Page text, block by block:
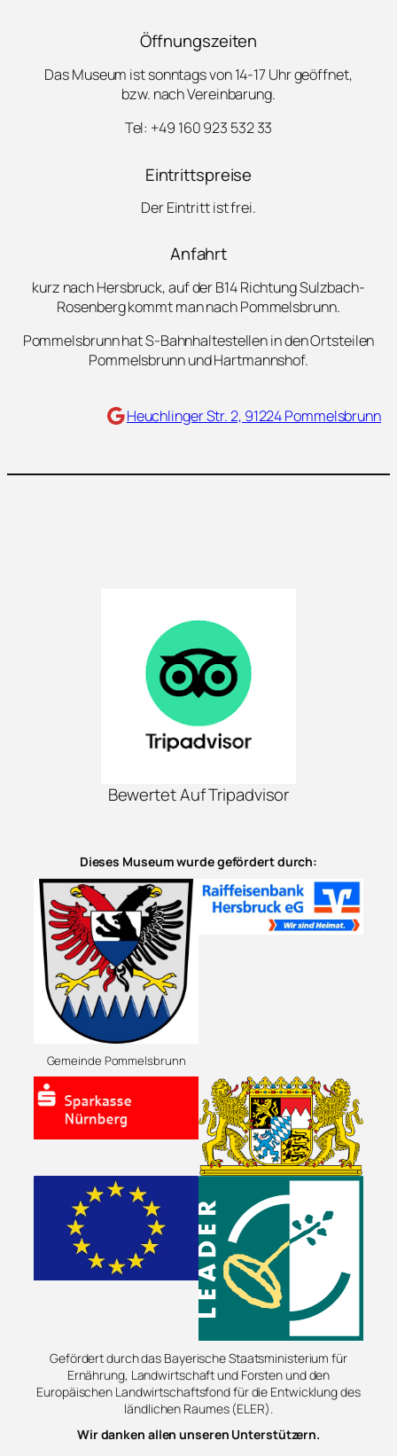
Öffnungszeiten
Das Museum ist sonntags von 14-17 Uhr geöffnet,
bzw. nach Vereinbarung.
Tel: +49 160 923 532 33
Eintrittspreise
Der Eintritt ist frei.
Anfahrt
kurz nach Hersbruck, auf der B14 Richtung Sulzbach-
Rosenberg kommt man nach Pommelsbrunn.
Pommelsbrunn hat S-Bahnhaltestellen in den Ortsteilen
Pommelsbrunn und Hartmannshof.
Maps Heuchlinger Str. 2, 91224 Pommelsbrunn
Bewertet Auf Tripadvisor
Dieses Museum wurde gefördert durch:
Gemeinde Pommelsbrunn
Gefördert durch das Bayerische Staatsministerium für
Ernährung, Landwirtschaft und Forsten und den
Europäischen Landwirtschaftsfond für die Entwicklung des
ländlichen Raumes (ELER).
Wir danken allen unseren Unterstützern.